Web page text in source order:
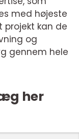
med højeste
kan de
og
gennem hele
her